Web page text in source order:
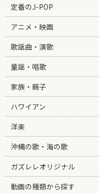
定番のJ-POP
アニメ・映画
歌謡曲・演歌
童謡・唱歌
家族・親子
ハワイアン
洋楽
沖縄の歌・海の歌
ガズレレオリジナル
動画の種類から探す